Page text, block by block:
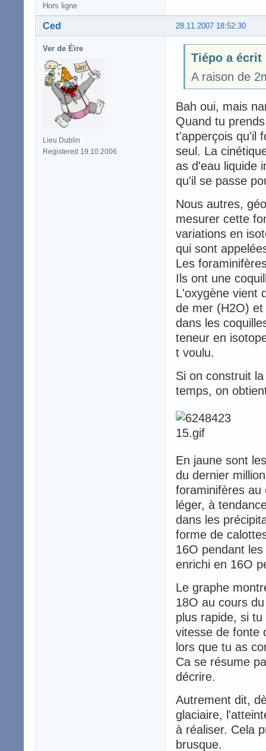
Hors ligne
28.11.2007 18:52:30
Ced
Ver de Éire
Lieu Dublin
Registered 19.10.2006
Tiépo a écrit
A raison de
Bah oui, mais
Quand tu
t'apperçois qu'il
seul. La
as d'eau liquide
qu'il se passe
Nous autres,
mesurer cette
variations en
qui sont
Les
Ils ont une
L'oxygène vient
de mer (H2O)
dans les
teneur en
t voulu.
Si on construit
temps, on
En jaune sont
du dernier
foraminifères au
léger, à
dans les
forme de
16O pendant
enrichi en 16O
Le graphe
18O au cours
plus rapide, si
vitesse de fonte
lors que tu as
Ca se résume
décrire.
Autrement dit,
glaciaire,
à réaliser. Cela
brusque.